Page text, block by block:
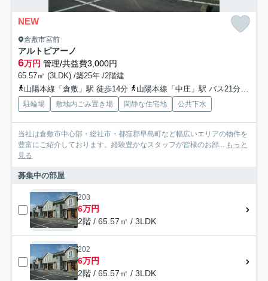
NEW
倉敷市宮前
アルトピアーノ
6万円 管理/共益費3,000円
65.57㎡ (3LDK) /築25年 /2階建
山陽本線「倉敷」駅 徒歩14分
山陽本線「中庄」駅 バス21分 下電バス「昭和町・マルナカ倉敷駅前店」 停歩16分
駐輪場 敷地内ごみ置き場 閑静な住宅地 公共下水
当社は倉敷市中心部・総社市・都窪郡早島町など幅広いエリアの物件を
豊富にご紹介しております。経験豊かなスタッフが皆様のお部... もっと
見る
募集中の部屋
203
6万円
2階 / 65.57㎡ / 3LDK
202
6万円
2階 / 65.57㎡ / 3LDK